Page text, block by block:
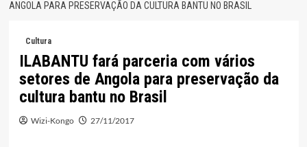
ANGOLA PARA PRESERVAÇÃO DA CULTURA BANTU NO BRASIL
Cultura
ILABANTU fará parceria com vários
setores de Angola para preservação da
cultura bantu no Brasil
Wizi-Kongo 27/11/2017